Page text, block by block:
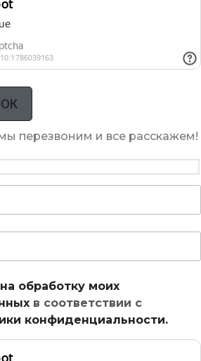
перезвоним и все расскажем!
обработку моих
в соответствии с
конфиденциальности.